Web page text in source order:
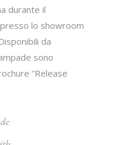
durante il
lo showroom
da
sono
“Release